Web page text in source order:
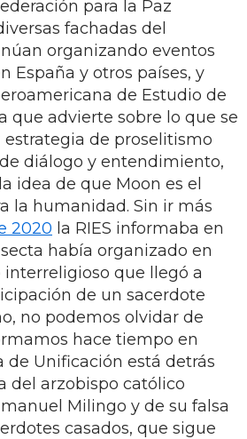
para la Paz
fachadas del
organizando eventos
España y otros países, y
de Estudio de
que advierte sobre lo que se
estrategia de proselitismo
diálogo y entendimiento,
idea de que Moon es el
la humanidad. Sin ir más
2020 la RIES informaba en
había organizado en
que llegó a
de un sacerdote
no podemos olvidar de
hace tiempo en
de Unificación está detrás
del arzobispo católico
Milingo y de su falsa
casados, que sigue